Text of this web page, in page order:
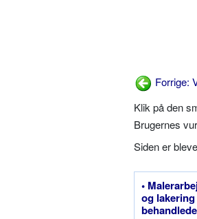
Forrige:
Klik på den
Brugernes
Siden er
•
og